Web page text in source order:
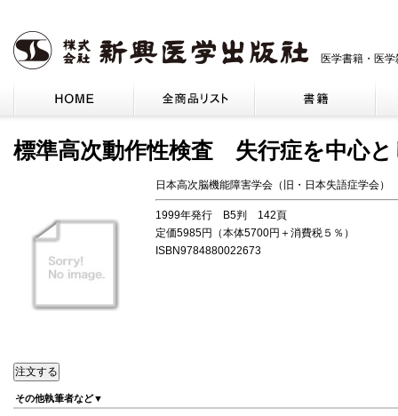
医学書籍・医
標準高次動作性検査 失行症を中心と
日本高次脳機能障害学会（旧・日本失語症学会
1999年発行 B5判 142頁
定価5985円（本体5700円＋消費税５％）
ISBN9784880022673
その他執筆者など▼